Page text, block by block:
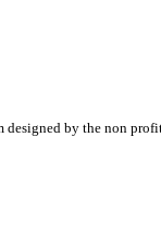
designed by the non